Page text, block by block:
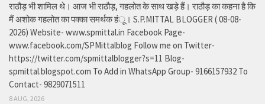
राठौड़ भी शामिल थे। आज भी राठौड़, गहलोत के साथ खड़े हैं। राठौड़ का कहना है कि
मैं अशोक गहलोत का पक्का समर्थक हंू। S.P.MITTAL BLOGGER ( 08-08-
2026) Website- www.spmittal.in Facebook Page-
www.facebook.com/SPMittalblog Follow me on Twitter-
https://twitter.com/spmittalblogger?s=11 Blog-
spmittal.blogspot.com To Add in WhatsApp Group- 9166157932 To
Contact- 9829071511
8 AUG, 2026